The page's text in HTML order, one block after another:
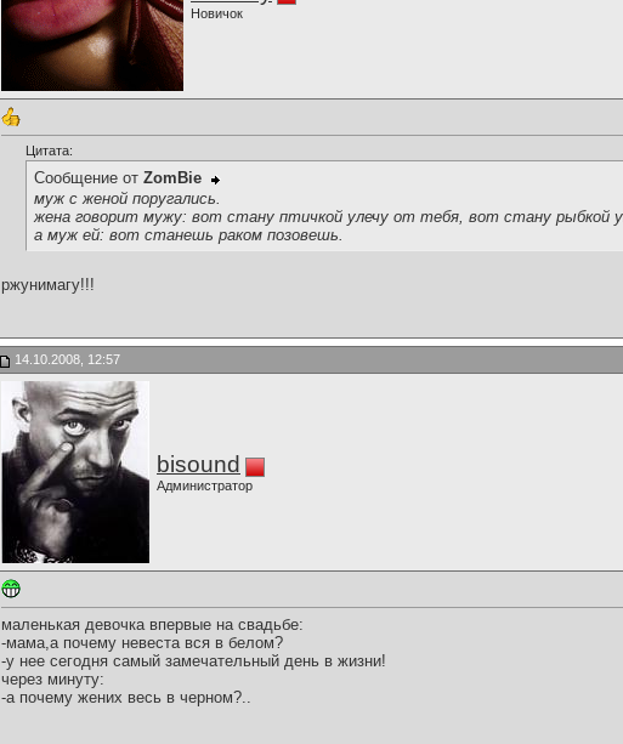
Новичок
Цитата:
Сообщение от ZomBie
муж с женой поругались.
жена говорит мужу: вот стану птичкой улечу от тебя, вот стану рыбкой
а муж ей: вот станешь раком позовешь.
ржунимагу!!!
14.10.2008, 12:57
bisound
Администратор
маленькая девочка впервые на свадьбе:
-мама,а почему невеста вся в белом?
-у нее сегодня самый замечательный день в жизни!
через минуту:
-а почему жених весь в черном?..